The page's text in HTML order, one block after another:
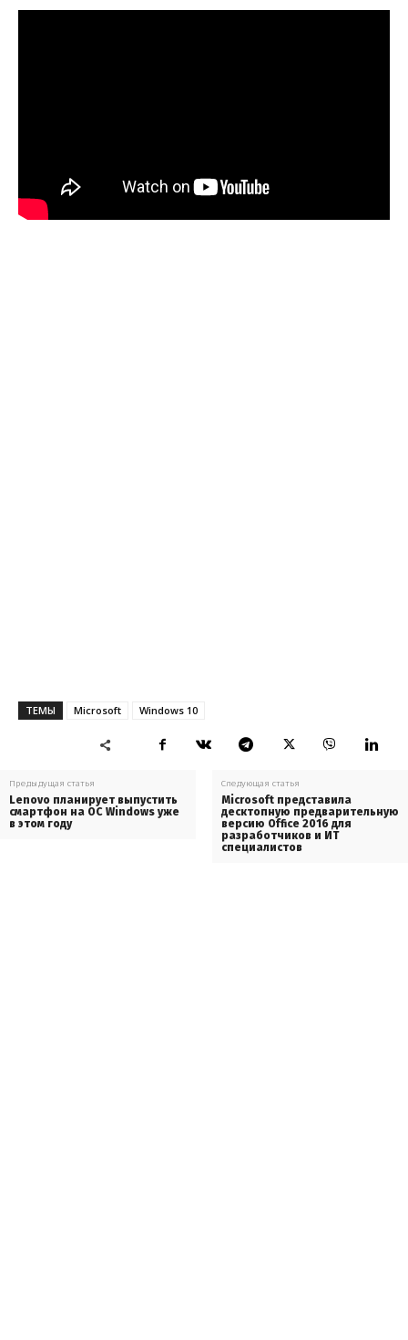
ТЕМЫ Microsoft Windows 10
Предыдущая статья
Lenovo планирует выпустить
смартфон на ОС Windows уже
в этом году
Следующая статья
Microsoft представила
десктопную предварительную
версию Office 2016 для
разработчиков и ИТ
специалистов